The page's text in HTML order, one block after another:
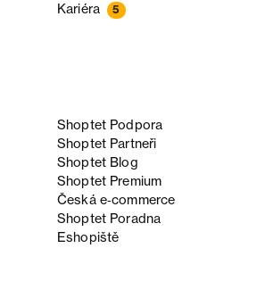
Kariéra 5
Shoptet Podpora
Shoptet Partneři
Shoptet Blog
Shoptet Premium
Česká e‑commerce
Shoptet Poradna
Eshopiště